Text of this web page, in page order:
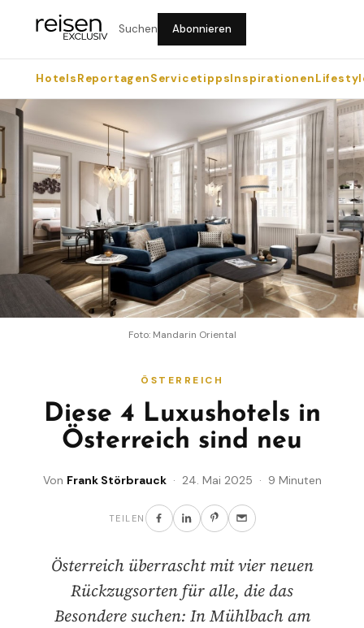
Suchen Abonnieren
HotelsReportagenServicetippsInspirationen
Foto: Mandarin Oriental
ÖSTERREICH
Diese 4 Luxushotels in
Österreich sind neu
Von Frank Störbrauck· 24. Mai 2025 · 9 Minuten
TEILEN
Österreich überrascht mit vier neuen
Rückzugsorten für alle, die das
Besondere suchen: In Mühlbach am